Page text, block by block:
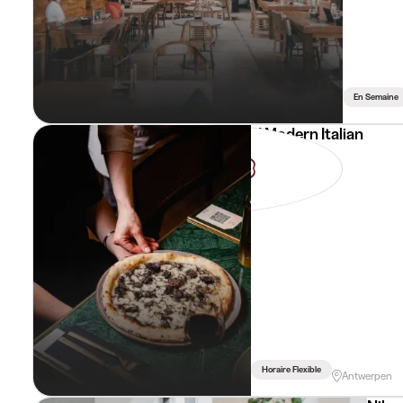
En Semaine
V Modern Italian
Waiter
Horaire Flexible
Antwerpen